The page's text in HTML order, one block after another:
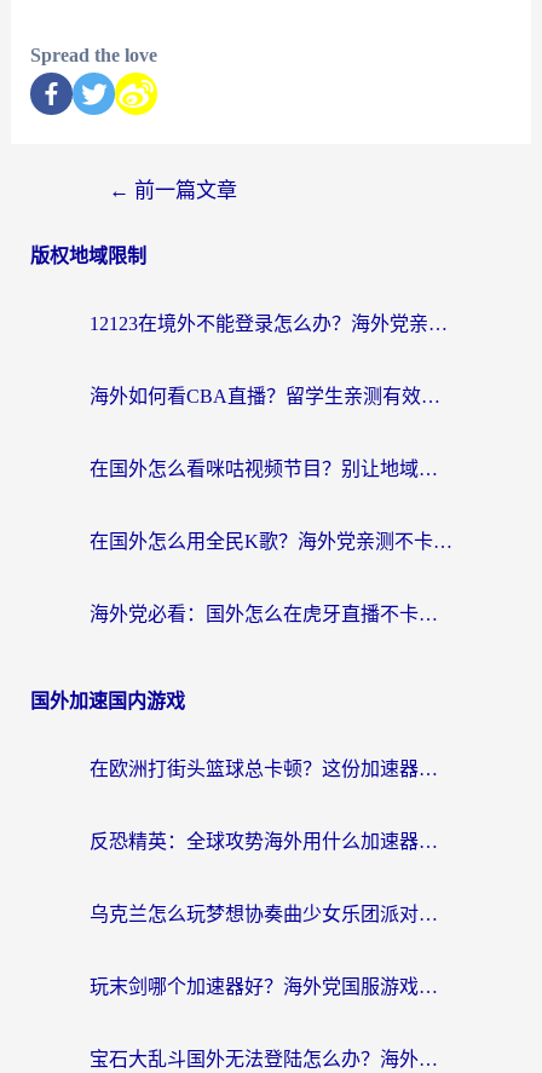
Spread the love
← 前一篇文章
版权地域限制
12123在境外不能登录怎么办？海外党亲测有效的回国加速方案
海外如何看CBA直播？留学生亲测有效的体育赛事观看指南
在国外怎么看咪咕视频节目？别让地域限制挡住你的追剧自由
在国外怎么用全民K歌？海外党亲测不卡顿的回国加速秘籍
海外党必看：国外怎么在虎牙直播不卡顿？附腾讯视频网易云音乐解决方案
国外加速国内游戏
在欧洲打街头篮球总卡顿？这份加速器选择指南帮你解决延迟难题
反恐精英：全球攻势海外用什么加速器登录？海外党国服游戏畅玩指南
乌克兰怎么玩梦想协奏曲少女乐团派对？海外党国服游戏加速全攻略（附欧洲重生细胞荒野行动不卡技巧）
玩末剑哪个加速器好？海外党国服游戏畅玩终极指南（附3款热门游戏实测）
宝石大乱斗国外无法登陆怎么办？海外玩家专属加速指南（附穿越火线原野传说解决方案）